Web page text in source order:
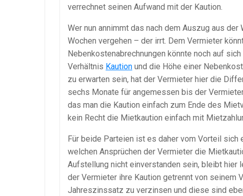
verrechnet seinen Aufwand mit der Kaution.
Wer nun annimmt das nach dem Auszug aus
Wochen vergehen – der irrt. Dem Vermieter
Nebenkostenabrechnungen könnte noch auf
Verhältnis Kaution und die Höhe einer
zu erwarten sein, hat der Vermieter hier die
sechs Monate für angemessen bis der
das man die Kaution einfach zum Ende des
kein Recht die Mietkaution einfach mit
Für beide Parteien ist es daher vom Vorteil
welchen Ansprüchen der Vermieter die
Aufstellung nicht einverstanden sein, bleibt hier
der Vermieter ihre Kaution getrennt von seinem
Jahreszinssatz zu verzinsen und diese sind